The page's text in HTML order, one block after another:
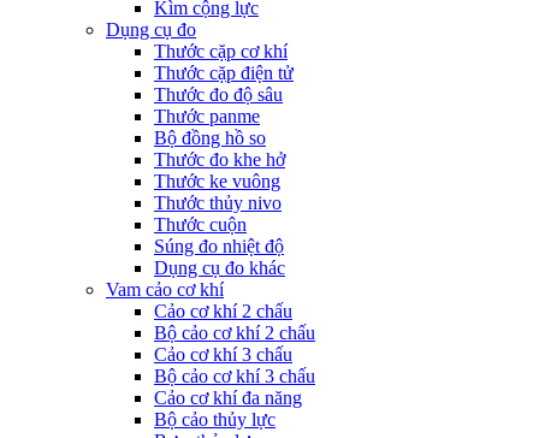
Kìm cộng lực
Dụng cụ đo
Thước cặp cơ khí
Thước cặp điện tử
Thước đo độ sâu
Thước panme
Bộ đồng hồ so
Thước đo khe hở
Thước ke vuông
Thước thủy nivo
Thước cuộn
Súng đo nhiệt độ
Dụng cụ đo khác
Vam cảo cơ khí
Cảo cơ khí 2 chấu
Bộ cảo cơ khí 2 chấu
Cảo cơ khí 3 chấu
Bộ cảo cơ khí 3 chấu
Cảo cơ khí đa năng
Bộ cảo thủy lực